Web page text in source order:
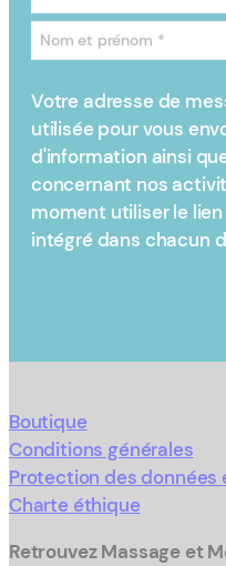
Votre adresse de
utilisée pour vous
d'information ainsi
concernant nos
moment utiliser le
intégré dans chacun
Boutique
Conditions générales
Protection des données
Charte éthique
Retrouvez Massage et